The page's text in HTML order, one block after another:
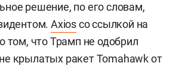
решение, по его словам,
Axiosсо ссылкой на
о том, что Трамп не одобрил
крылатых ракет Tomahawk от